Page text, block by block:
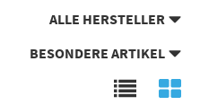
ALLE HERSTELLER
BESONDERE ARTIKEL